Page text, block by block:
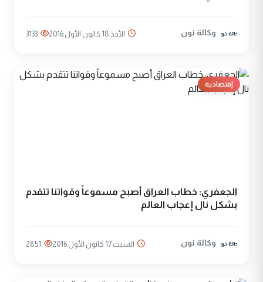
وكالة نون الأحد 18 كانون الأول 2016 3133
إقتصادية
الجعفري: خطاب العراق أصبح مسموعاً وقواتنا تتقدم
بشكل نال إعجاب العالم
وكالة نون السبت 17 كانون الأول 2016 2851